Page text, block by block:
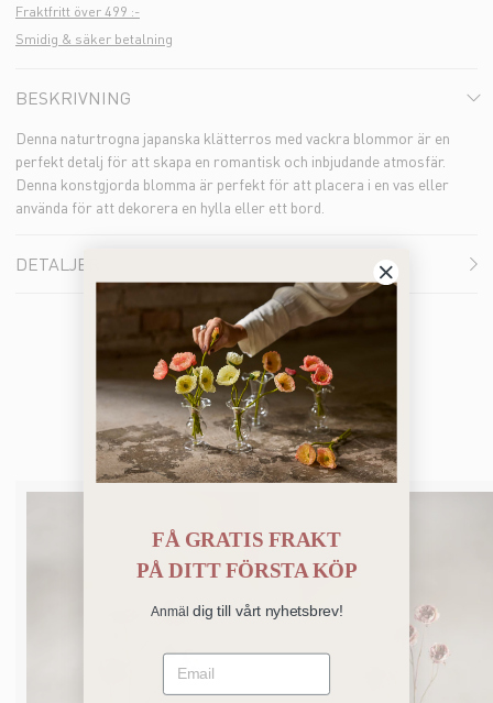
Fraktfritt över 499 :-
Smidig & säker betalning
BESKRIVNING
Denna naturtrogna japanska klätterros med vackra blommor är en
perfekt detalj för att skapa en romantisk och inbjudande atmosfär.
Denna konstgjorda blomma är perfekt för att placera i en vas eller
använda för att dekorera en hylla eller ett bord.
DETALJER
Bästsäljare
FÅ GRATIS FRAKT
PÅDITT FÖRSTA KÖP
Anmäl dig till vårt nyhetsbrev!
Email